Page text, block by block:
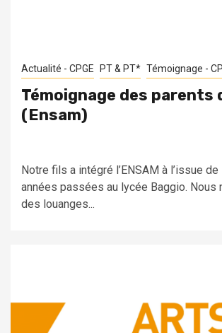
Actualité - CPGE PT & PT* Témoignage -
Témoignage des parents
(Ensam)
Notre fils a intégré l’ENSAM à l’issue
années passées au lycée Baggio. Nous
des louanges...